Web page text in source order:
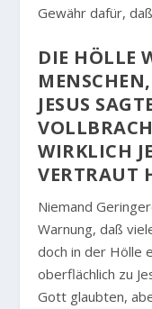
Gewähr dafür,
DIE HÖLLE
JESUS
WIRKLICH
VERTRAUT
Niemand
Warnung, daß
doch in der Hölle
oberflächlich zu
Gott glaubten,